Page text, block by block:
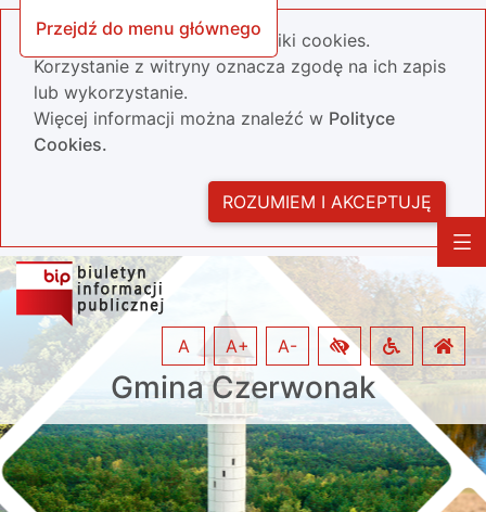
Przejdź do menu głównego
Nasza strona wykorzystuje pliki cookies.
Korzystanie z witryny oznacza zgodę na ich zapis
lub wykorzystanie.
Więcej informacji można znaleźć w Polityce
Cookies.
ROZUMIEM I AKCEPTUJĘ
Gmina Czerwonak
A A+ A-